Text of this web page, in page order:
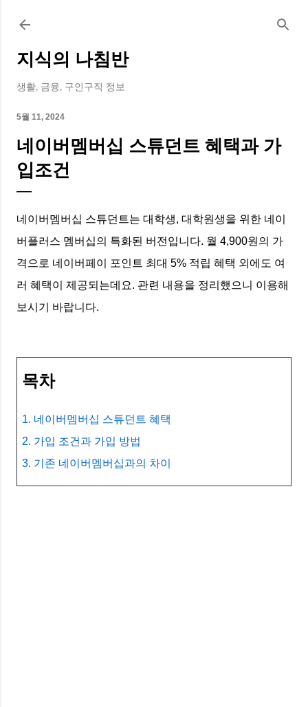
지식의 나침반
생활, 금융, 구인구직 정보
5월 11, 2024
네이버멤버십 스튜던트 혜택과 가
입조건
네이버멤버십 스튜던트는 대학생, 대학원생을 위한 네이
버플러스 멤버십의 특화된 버전입니다. 월 4,900원의 가
격으로 네이버페이 포인트 최대 5% 적립 혜택 외에도 여
러 혜택이 제공되는데요. 관련 내용을 정리했으니 이용해
보시기 바랍니다.
목차
1. 네이버멤버십 스튜던트 혜택
2. 가입 조건과 가입 방법
3. 기존 네이버멤버십과의 차이